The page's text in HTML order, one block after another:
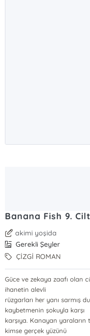
Banana Fish 9. Cilt
akimi yoşida
Gerekli Şeyler
ÇİZGİ ROMAN
Güce ve zekaya zaafı olan
ihanetin alevli
rüzgarları her yanı sarmış
kaybetmenin şokuyla karşı
karşıya. Kanayan
kimse gerçek yüzünü